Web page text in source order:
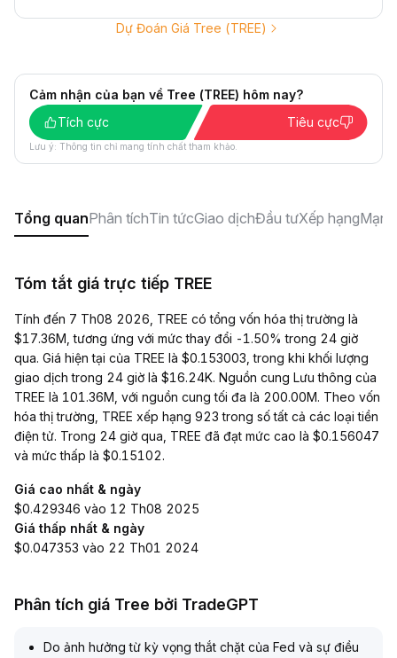
Dự Đoán Giá Tree (TREE)
Cảm nhận của bạn về Tree (TREE) hôm nay?
Tích cực
Tiêu cực
Lưu ý: Thông tin chỉ mang tính chất tham khảo.
Tổng quanPhân tíchTin tứcGiao dịchĐầu tưXếp hạng
Tóm tắt giá trực tiếp TREE
Tính đến 7 Th08 2026, TREE có tổng vốn hóa thị trường là
$17.36M, tương ứng với mức thay đổi -1.50% trong 24 giờ
qua. Giá hiện tại của TREE là $0.153003, trong khi khối lượng
giao dịch trong 24 giờ là $16.24K. Nguồn cung Lưu thông của
TREE là 101.36M, với nguồn cung tối đa là 200.00M. Theo vốn
hóa thị trường, TREE xếp hạng 923 trong số tất cả các loại tiền
điện tử. Trong 24 giờ qua, TREE đã đạt mức cao là $0.156047
và mức thấp là $0.15102.
Giá cao nhất & ngày
$0.429346 vào 12 Th08 2025
Giá thấp nhất & ngày
$0.047353 vào 22 Th01 2024
Phân tích giá Tree bởi TradeGPT
Do ảnh hưởng từ kỳ vọng thắt chặt của Fed và sự điều